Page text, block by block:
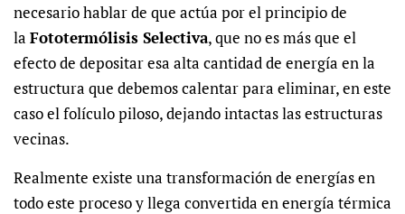
necesario hablar de que actúa por el principio de
la Fototermólisis Selectiva, que no es más que el
efecto de depositar esa alta cantidad de energía en la
estructura que debemos calentar para eliminar, en este
caso el folículo piloso, dejando intactas las estructuras
vecinas.
Realmente existe una transformación de energías en
todo este proceso y llega convertida en energía térmica